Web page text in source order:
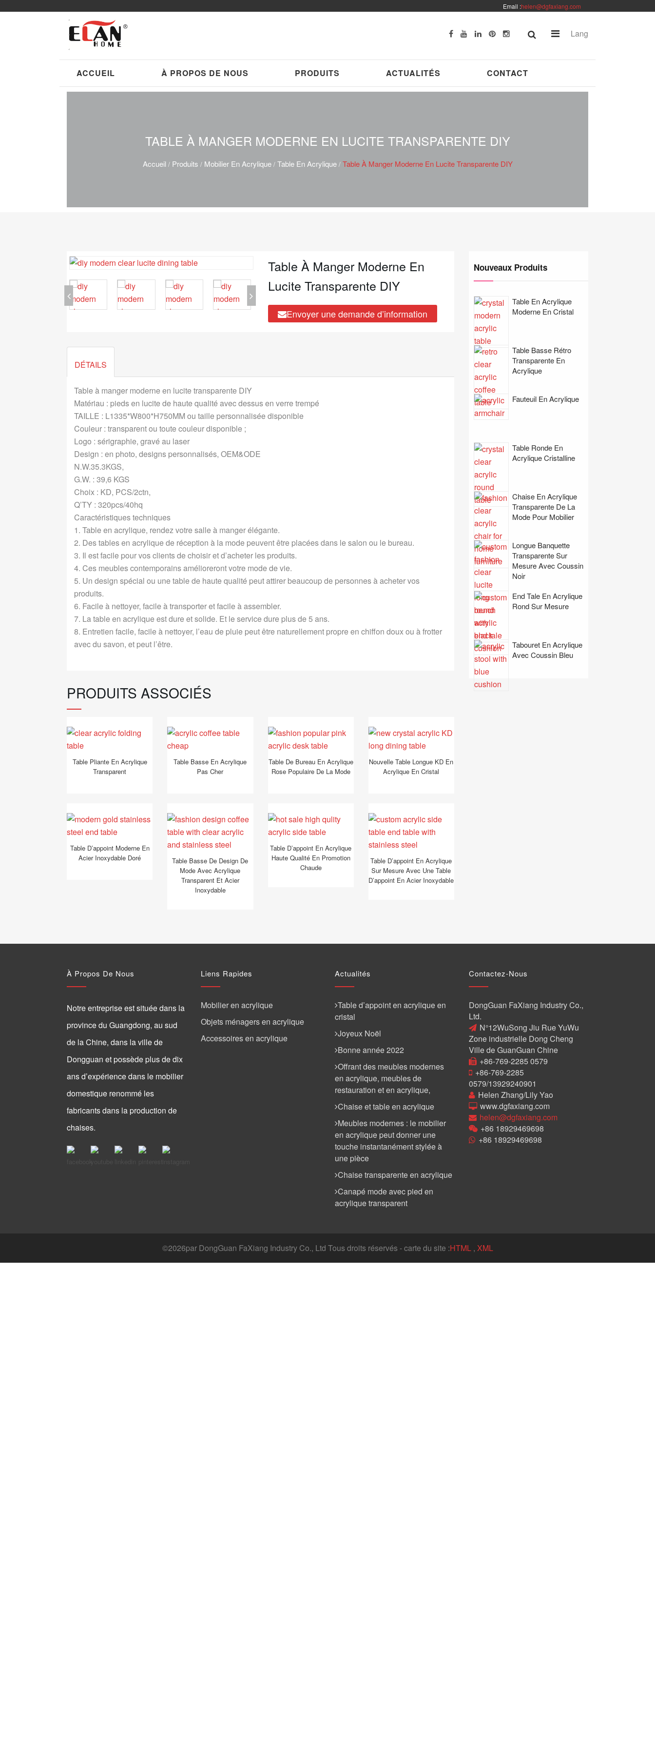
Email :helen@dgfaxiang.com
Lang
ACCUEIL À PROPOS DE NOUS PRODUITS ACTUALITÉS CONTACT
TABLE À MANGER MODERNE EN LUCITE TRANSPARENTE DIY
Accueil / Produits / Mobilier En Acrylique/ Table En Acrylique/ Table À Manger Moderne En Lucite Transparente DIY
Table À Manger Moderne En
Lucite Transparente DIY
Envoyer une demande d’information
DÉTAILS
Table à manger moderne en lucite transparente DIY
Matériau : pieds en lucite de haute qualité avec dessus en verre trempé
TAILLE : L1335*W800*H750MM ou taille personnalisée disponible
Couleur : transparent ou toute couleur disponible ;
Logo : sérigraphie, gravé au laser
Design : en photo, designs personnalisés, OEM&ODE
N.W.35.3KGS,
G.W. : 39,6 KGS
Choix : KD, PCS/2ctn,
Q’TY : 320pcs/40hq
Caractéristiques techniques
1. Table en acrylique, rendez votre salle à manger élégante.
2. Des tables en acrylique de réception à la mode peuvent être placées dans le salon ou le bureau.
3. Il est facile pour vos clients de choisir et d’acheter les produits.
4. Ces meubles contemporains amélioreront votre mode de vie.
5. Un design spécial ou une table de haute qualité peut attirer beaucoup de personnes à acheter vos
produits.
6. Facile à nettoyer, facile à transporter et facile à assembler.
7. La table en acrylique est dure et solide. Et le service dure plus de 5 ans.
8. Entretien facile, facile à nettoyer, l’eau de pluie peut être naturellement propre en chiffon doux ou à frotter
avec du savon, et peut l’être.
PRODUITS ASSOCIÉS
Table Pliante En Acrylique
Transparent
Table Basse En Acrylique
Pas Cher
Table De Bureau En Acrylique
Rose Populaire De La Mode
Nouvelle Table Longue KD En
Acrylique En Cristal
Table D’appoint Moderne En
Acier Inoxydable Doré
Table Basse De Design De
Mode Avec Acrylique
Transparent Et Acier
Inoxydable
Table D’appoint En Acrylique
Haute Qualité En Promotion
Chaude
Table D’appoint En Acrylique
Sur Mesure Avec Une Table
D’appoint En Acier Inoxydable
Nouveaux Produits
Table En Acrylique
Moderne En Cristal
Table Basse Rétro
Transparente En
Acrylique
Fauteuil En Acrylique
Table Ronde En
Acrylique Cristalline
Chaise En Acrylique
Transparente De La
Mode Pour Mobilier
Longue Banquette
Transparente Sur
Mesure Avec Coussin
Noir
End Tale En Acrylique
Rond Sur Mesure
Tabouret En Acrylique
Avec Coussin Bleu
À Propos De Nous
Notre entreprise est située dans la
province du Guangdong, au sud
de la Chine, dans la ville de
Dongguan et possède plus de dix
ans d’expérience dans le mobilier
domestique renommé les
fabricants dans la production de
chaises.
Liens Rapides
Mobilier en acrylique
Objets ménagers en acrylique
Accessoires en acrylique
Actualités
Table d’appoint en acrylique en
cristal
Joyeux Noël
Bonne année 2022
Offrant des meubles modernes
en acrylique, meubles de
restauration et en acrylique,
Chaise et table en acrylique
Meubles modernes : le mobilier
en acrylique peut donner une
touche instantanément stylée à
une pièce
Chaise transparente en acrylique
Canapé mode avec pied en
acrylique transparent
Contactez-Nous
DongGuan FaXiang Industry Co.,
Ltd.
N°12WuSong Jiu Rue YuWu
Zone industrielle Dong Cheng
Ville de GuanGuan Chine
+86-769-2285 0579
+86-769-2285
0579/13929240901
Helen Zhang/Lily Yao
www.dgfaxiang.com
helen@dgfaxiang.com
+86 18929469698
+86 18929469698
©2026par DongGuan FaXiang Industry Co., Ltd Tous droits réservés - carte du site :HTML, XML